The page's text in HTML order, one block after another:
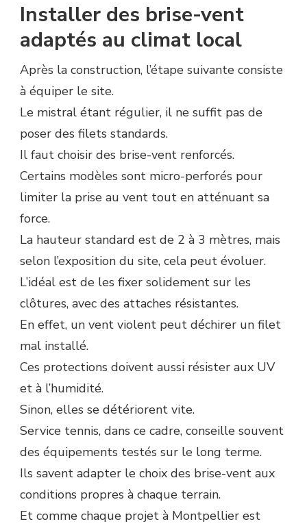
Installer des brise-vent
adaptés au climat local
Après la construction, l’étape suivante consiste
à équiper le site.
Le mistral étant régulier, il ne suffit pas de
poser des filets standards.
Il faut choisir des brise-vent renforcés.
Certains modèles sont micro-perforés pour
limiter la prise au vent tout en atténuant sa
force.
La hauteur standard est de 2 à 3 mètres, mais
selon l’exposition du site, cela peut évoluer.
L’idéal est de les fixer solidement sur les
clôtures, avec des attaches résistantes.
En effet, un vent violent peut déchirer un filet
mal installé.
Ces protections doivent aussi résister aux UV
et à l’humidité.
Sinon, elles se détériorent vite.
Service tennis, dans ce cadre, conseille souvent
des équipements testés sur le long terme.
Ils savent adapter le choix des brise-vent aux
conditions propres à chaque terrain.
Et comme chaque projet à Montpellier est